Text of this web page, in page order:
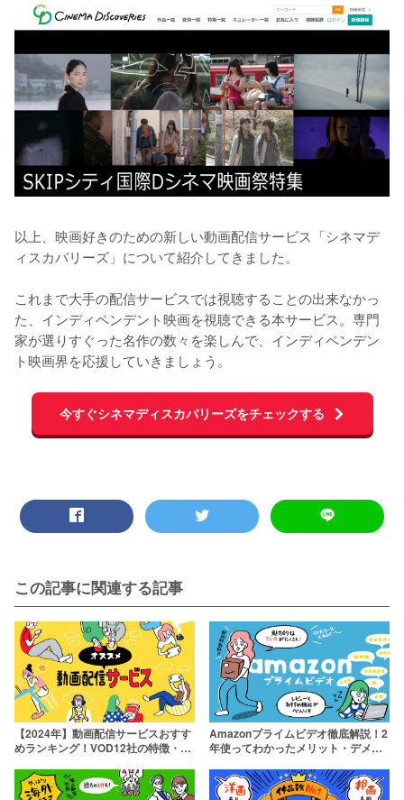
以上、映画好きのための新しい動画配信サービス「シネマデ
ィスカバリーズ」について紹介してきました。
これまで大手の配信サービスでは視聴することの出来なかっ
た、インディペンデント映画を視聴できる本サービス。専門
家が選りすぐった名作の数々を楽しんで、インディペンデン
ト映画界を応援していきましょう。
今すぐシネマディスカバリーズをチェックする
この記事に関連する記事
【2024年】動画配信サービスおすす
めランキング！VOD12社の特徴・強
Amazonプライムビデオ徹底解説！2
年使ってわかったメリット・デメリ